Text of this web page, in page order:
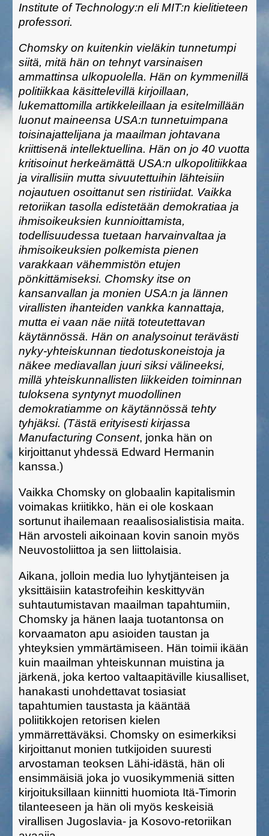
Institute of Technology:n eli MIT:n kielitieteen
professori.
Chomsky on kuitenkin vieläkin tunnetumpi
siitä, mitä hän on tehnyt varsinaisen
ammattinsa ulkopuolella. Hän on kymmenillä
politiikkaa käsittelevillä kirjoillaan,
lukemattomilla artikkeleillaan ja esitelmillään
luonut maineensa USA:n tunnetuimpana
toisinajattelijana ja maailman johtavana
kriittisenä intellektuellina. Hän on jo 40 vuotta
kritisoinut herkeämättä USA:n ulkopolitiikkaa
ja virallisiin mutta sivuutettuihin lähteisiin
nojautuen osoittanut sen ristiriidat. Vaikka
retoriikan tasolla edistetään demokratiaa ja
ihmisoikeuksien kunnioittamista,
todellisuudessa tuetaan harvainvaltaa ja
ihmisoikeuksien polkemista pienen
varakkaan vähemmistön etujen
pönkittämiseksi. Chomsky itse on
kansanvallan ja monien USA:n ja lännen
virallisten ihanteiden vankka kannattaja,
mutta ei vaan näe niitä toteutettavan
käytännössä. Hän on analysoinut terävästi
nyky-yhteiskunnan tiedotuskoneistoja ja
näkee mediavallan juuri siksi välineeksi,
millä yhteiskunnallisten liikkeiden toiminnan
tuloksena syntynyt muodollinen
demokratiamme on käytännössä tehty
tyhjäksi. (Tästä erityisesti kirjassa
Manufacturing Consent, jonka hän on
kirjoittanut yhdessä Edward Hermanin
kanssa.)
Vaikka Chomsky on globaalin kapitalismin
voimakas kriitikko, hän ei ole koskaan
sortunut ihailemaan reaalisosialistisia maita.
Hän arvosteli aikoinaan kovin sanoin myös
Neuvostoliittoa ja sen liittolaisia.
Aikana, jolloin media luo lyhytjänteisen ja
yksittäisiin katastrofeihin keskittyvän
suhtautumistavan maailman tapahtumiin,
Chomsky ja hänen laaja tuotantonsa on
korvaamaton apu asioiden taustan ja
yhteyksien ymmärtämiseen. Hän toimii ikään
kuin maailman yhteiskunnan muistina ja
järkenä, joka kertoo valtaapitäville kiusalliset,
hanakasti unohdettavat tosiasiat
tapahtumien taustasta ja kääntää
poliitikkojen retorisen kielen
ymmärrettäväksi. Chomsky on esimerkiksi
kirjoittanut monien tutkijoiden suuresti
arvostaman teoksen Lähi-idästä, hän oli
ensimmäisiä joka jo vuosikymmeniä sitten
kirjoituksillaan kiinnitti huomiota Itä-Timorin
tilanteeseen ja hän oli myös keskeisiä
virallisen Jugoslavia- ja Kosovo-retoriikan